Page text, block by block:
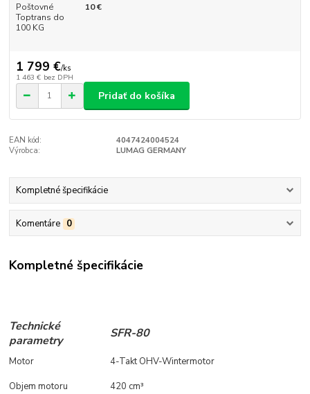
Poštovné
Toptrans do
100 KG
10 €
1 799 €/ks
1 463 € bez DPH
Pridať do košíka
EAN kód:
4047424004524
Výrobca:
LUMAG GERMANY
Kompletné špecifikácie
Komentáre 0
Kompletné špecifikácie
Technické
parametry
SFR-80
Motor
4-Takt OHV-Wintermotor
Objem motoru
420 cm³